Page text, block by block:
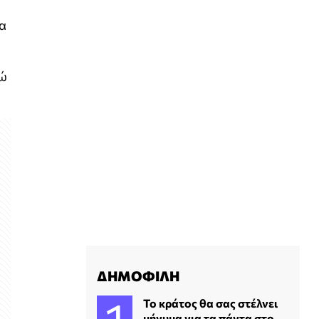
ΔΗΜΟΦΙΛΗ
Το κράτος θα σας στέλνει